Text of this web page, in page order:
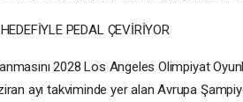
PEDAL ÇEVİRİYOR
2028 Los Angeles Olimpiyat
ayı takviminde yer alan Avrupa